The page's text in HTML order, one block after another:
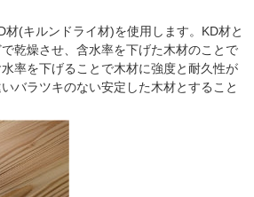
材(キルンドライ材)を使用します。KD材と
乾燥させ、含水率を下げた木材のことで
率を下げることで木材に強度と耐久性が
バラツキのない安定した木材とすること